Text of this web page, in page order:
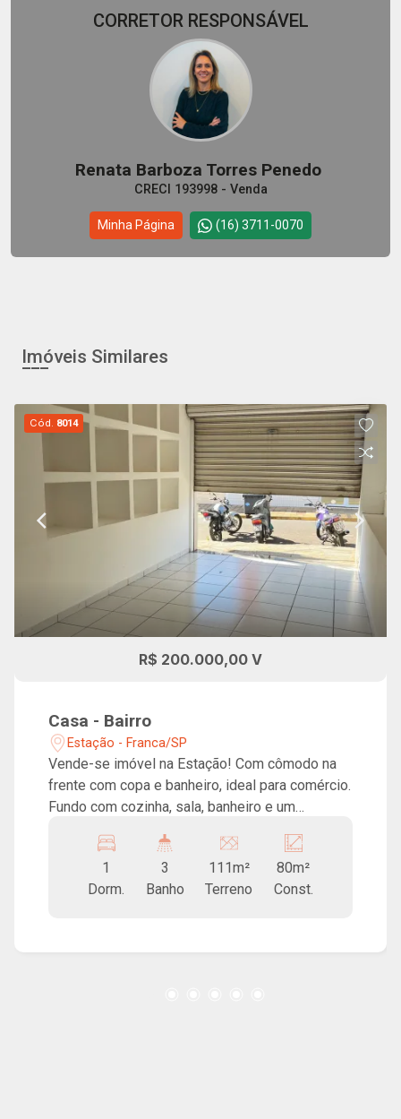
CORRETOR RESPONSÁVEL
Renata Barboza Torres Penedo
CRECI 193998 - Venda
Minha Página (16) 3711-0070
Imóveis Similares
Cód. 8014
R$ 200.000,00 V
Casa - Bairro
Estação - Franca/SP
Vende-se imóvel na Estação! Com cômodo na
frente com copa e banheiro, ideal para comércio.
Fundo com cozinha, sala, banheiro e um
e banheiro. Boa localização!
1
Dorm.
3
Banho
111m²
Terreno
80m²
Const.